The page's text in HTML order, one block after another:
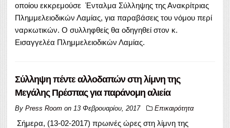
οποίου εκκρεμούσε Ένταλμα Σύλληψης της Ανακρίτριας
Πλημμελειοδικών Λαμίας, για παραβάσεις του νόμου περί
ναρκωτικών. Ο συλληφθείς θα οδηγηθεί στον κ.
Εισαγγελέα Πλημμελειοδικών Λαμίας.
Σύλληψη πέντε αλλοδαπών στη λίμνη της
Μεγάλης Πρέσπας για παράνομη αλιεία
By Press Room on 13 Φεβρουαρίου, 2017 Επικαιρότητα
Σήμερα, (13-02-2017) πρωινές ώρες στη λίμνη της